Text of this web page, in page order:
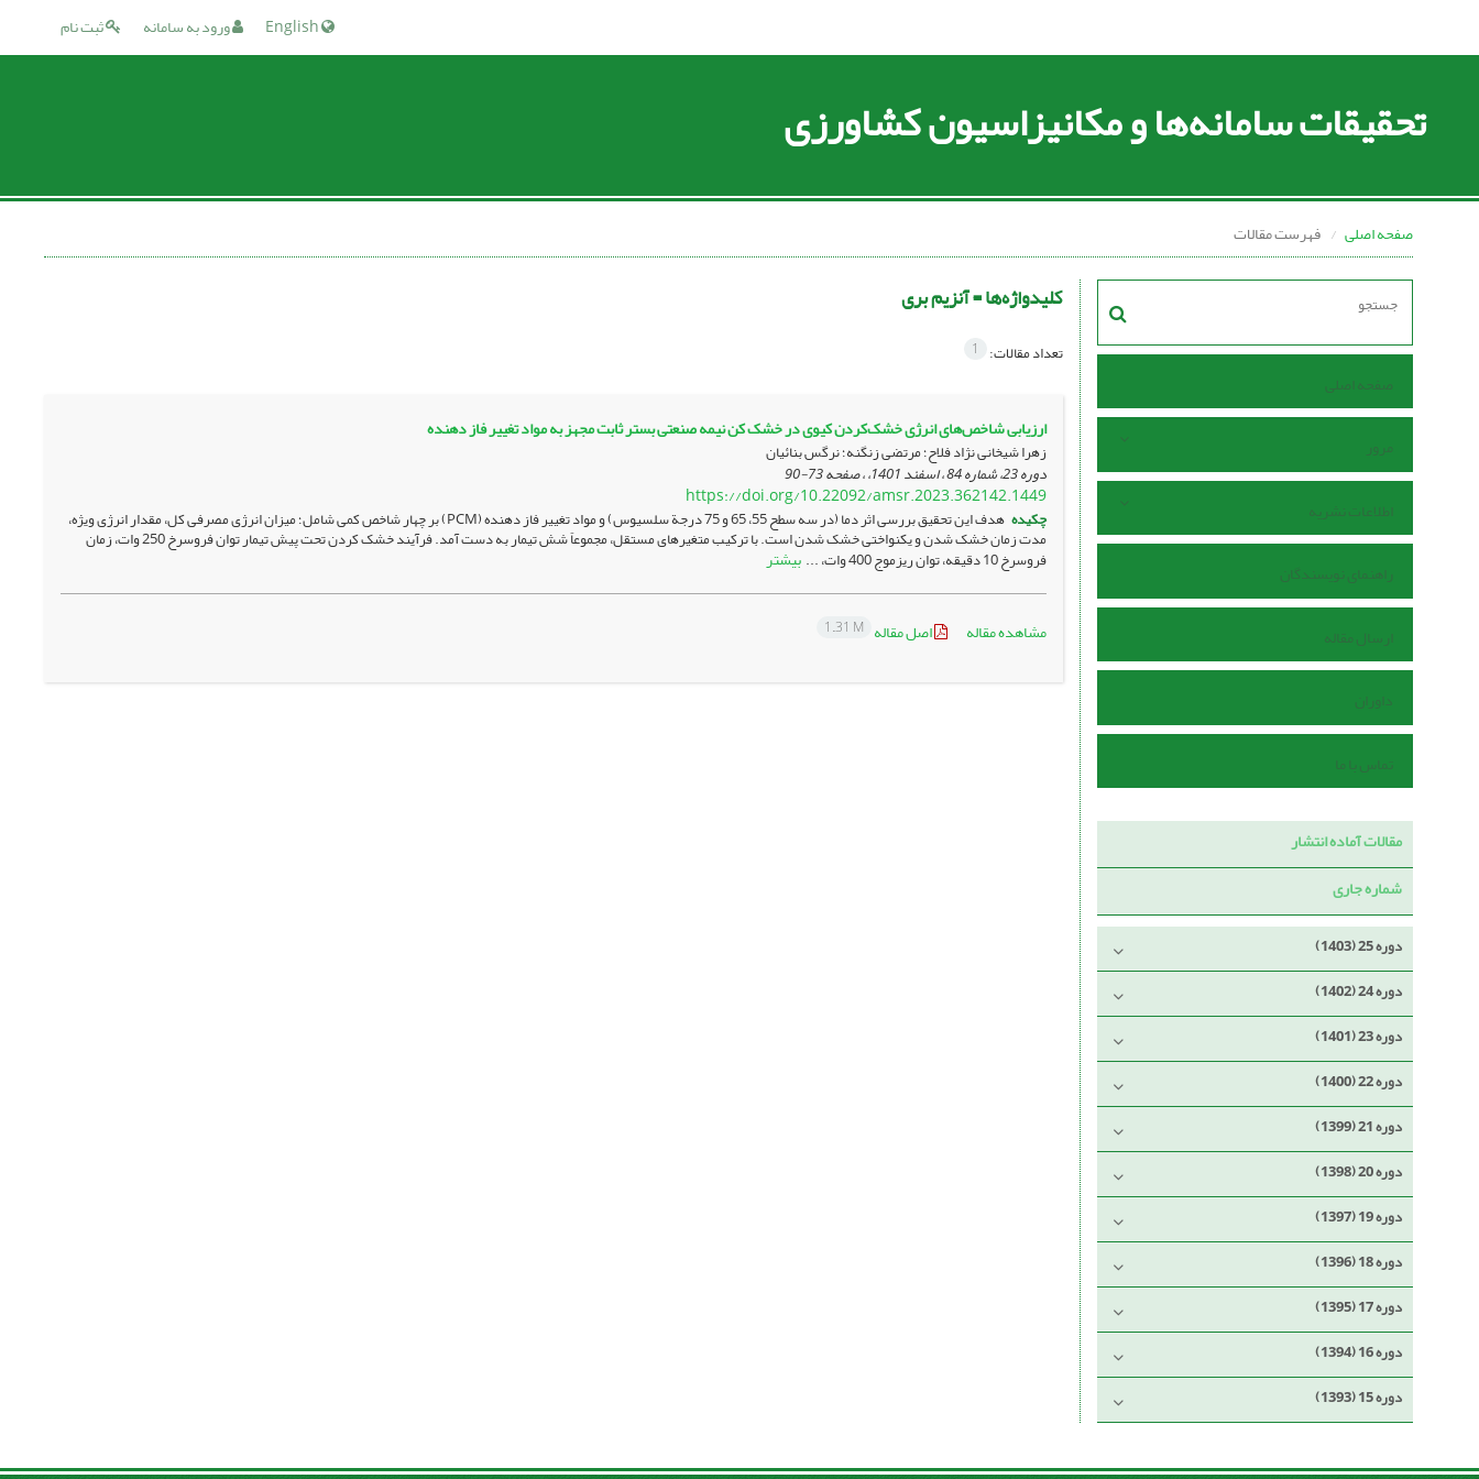
ثبت نام ورود به سامانه
تحقیقات سامانه‌ها و مکانیزاسیون کشاورزی
صفحه اصلی فهرست مقالات
صفحه اصلی
مرور
اطلاعات نشریه
راهنمای نویسندگان
ارسال مقاله
داوران
تماس با ما
مقالات آماده انتشار
شماره جاری
دوره 25 (1403)
دوره 24 (1402)
دوره 23 (1401)
دوره 22 (1400)
دوره 21 (1399)
دوره 20 (1398)
دوره 19 (1397)
دوره 18 (1396)
دوره 17 (1395)
دوره 16 (1394)
دوره 15 (1393)
کلیدواژه‌ها =آنزیم بری
تعداد مقالات: 1
ارزیابی شاخص‌های انرژی خشک‌کردن کیوی در خشک کن نیمه صنعتی بستر ثابت مجهز به مواد تغییر فاز دهنده
زهرا شیخانی نژاد فلاح؛ مرتضی زنگنه؛ نرگس بنائیان
دوره 23، شماره 84 ، اسفند 1401، ، صفحه 73-90
https://doi.org/10.22092/amsr.2023.362142.1449
چکیده هدف این تحقیق بررسی اثر دما (در سه سطح 55، 65 و 75 درجة سلسیوس) و مواد تغییر فاز دهنده (PCM) بر چهار شاخص کمی شامل؛ میزان انرژی مصرفی کل، مقدار انرژی ویژه،
مدت ‌زمان خشک شدن و یکنواختی خشک شدن است. با ترکیب متغیرهای مستقل، مجموعاً شش تیمار به دست آمد. فرآیند خشک‌ کردن تحت پیش تیمار توان فروسرخ 250 وات، زمان
فروسرخ 10 دقیقه، توان ریزموج 400 وات، ... بیشتر
مشاهده مقاله اصل مقاله 1.31 M